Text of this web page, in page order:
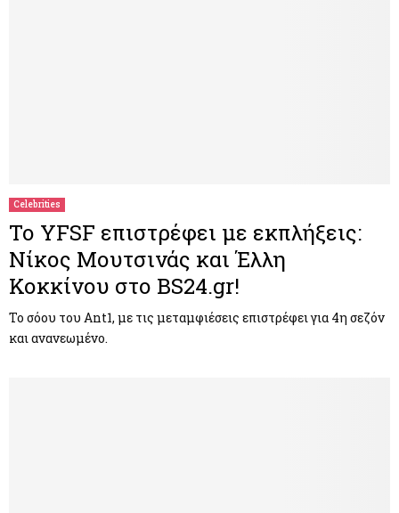
Celebrities
Το YFSF επιστρέφει με εκπλήξεις:
Νίκος Μουτσινάς και Έλλη
Κοκκίνου στο BS24.gr!
Το σόου του Αnt1, με τις μεταμφιέσεις επιστρέφει για 4η σεζόν
και ανανεωμένο.